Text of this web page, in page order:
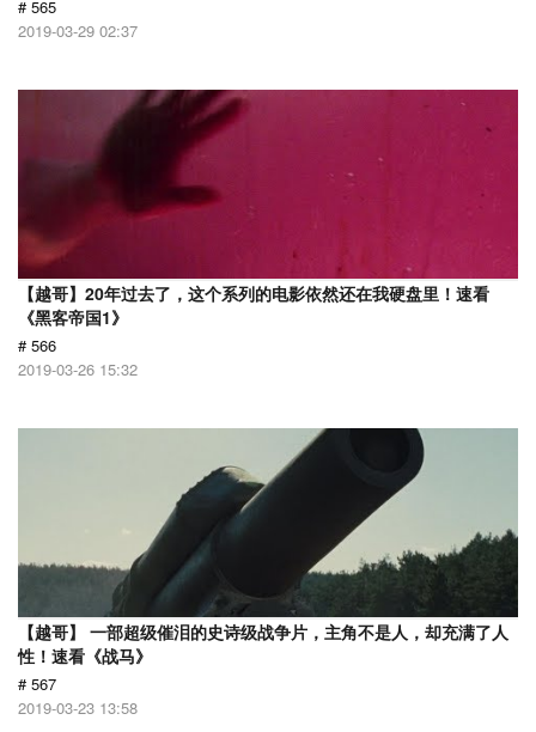
# 565
2019-03-29 02:37
【越哥】20年过去了，这个系列的电影依然还在我硬盘里！速看
《黑客帝国1》
# 566
2019-03-26 15:32
【越哥】 一部超级催泪的史诗级战争片，主角不是人，却充满了人
性！速看《战马》
# 567
2019-03-23 13:58